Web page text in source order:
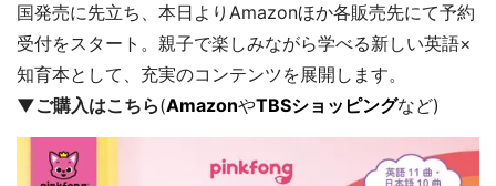
国発売に先立ち、本日よりAmazonほか各販売先にて予約
受付をスタート。親子で楽しみながら学べる新しい英語×
知育本として、充実のコンテンツを展開します。
▼ご購入はこちら(AmazonやTBSショッピングなど)